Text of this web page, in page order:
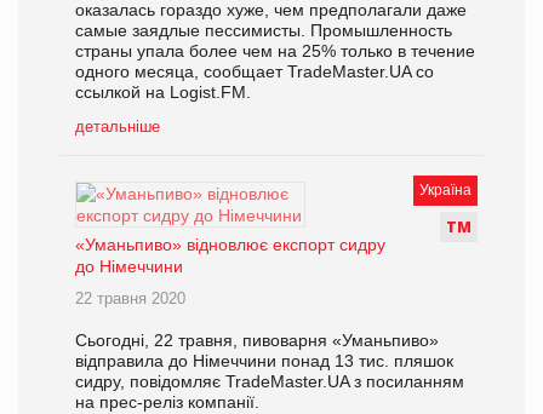
оказалась гораздо хуже, чем предполагали даже
самые заядлые пессимисты. Промышленность
страны упала более чем на 25% только в течение
одного месяца, сообщает TradeMaster.UA со
ссылкой на Logist.FM.
детальніше
Україна
ТМ
«Уманьпиво» відновлює експорт сидру
до Німеччини
22 травня 2020
Сьогодні, 22 травня, пивоварня «Уманьпиво»
відправила до Німеччини понад 13 тис. пляшок
сидру, повідомляє TradeMaster.UA з посиланням
на прес-реліз компанії.